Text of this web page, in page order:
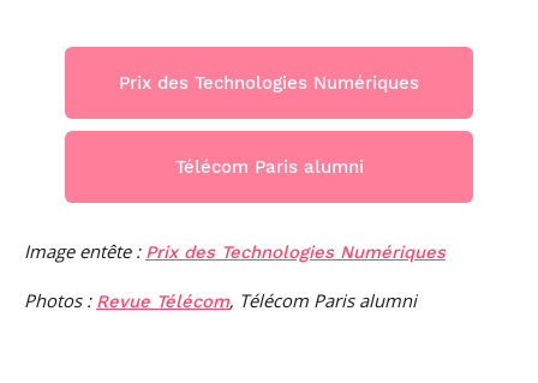
Prix des Technologies Numériques
Télécom Paris alumni
Image entête : Prix des Technologies Numériques
Photos : Revue Télécom, Télécom Paris alumni